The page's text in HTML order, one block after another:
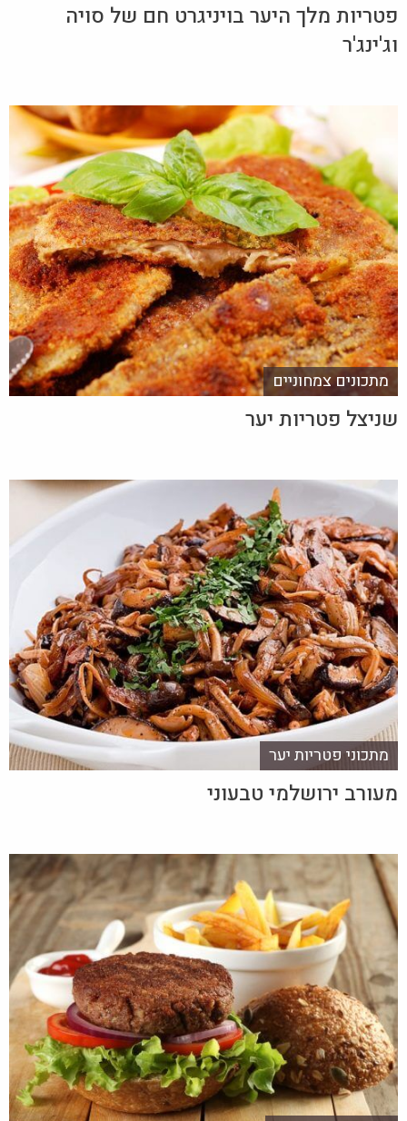
פטריות מלך היער בויניגרט חם של סויה
וג'ינג'ר
מתכונים צמחוניים
שניצל פטריות יער
מתכוני פטריות יער
מעורב ירושלמי טבעוני